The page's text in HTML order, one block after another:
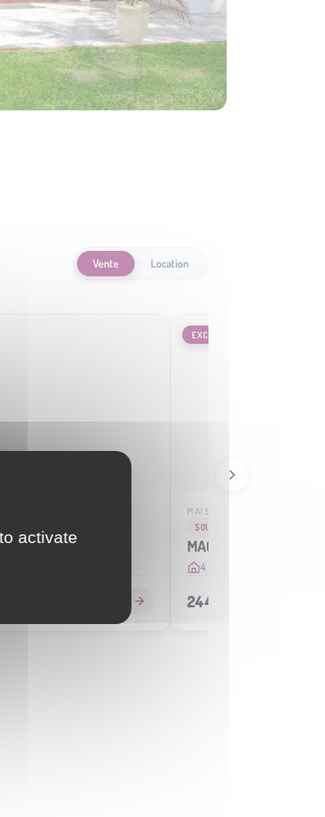
Vente Location
69 m2
EXCLUSIVITÉ
MAISON
SOUS COMPROMIS
MACOURIA
4
244 000 €
activate